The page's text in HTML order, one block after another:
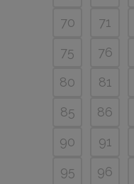
70
71
75
76
80
81
85
86
90
91
95
96